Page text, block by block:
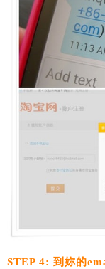
STEP 4: 到妳的